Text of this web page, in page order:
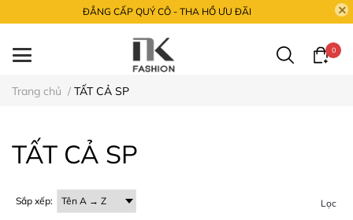
ĐẲNG CẤP QUÝ CÔ - THA HỒ ƯU ĐÃI
0
Trang chủ / TẤT CẢ SP
TẤT CẢ SP
Sắp xếp: Lọc